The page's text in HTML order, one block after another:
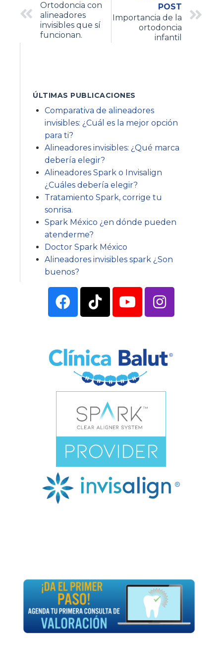
Ortodoncia con
alineadores
invisibles que sí
funcionan.
POST
Importancia de la
ortodoncia
infantil
ÚLTIMAS PUBLICACIONES
Comparativa de alineadores
invisibles: ¿Cuál es la mejor opción
para ti?
Alineadores invisibles: ¿Qué marca
debería elegir?
Alineadores Spark o Invisalign
¿Cuáles debería elegir?
Tratamiento Spark, corrige tu
sonrisa.
Spark México ¿en dónde pueden
atenderme?
Doctor Spark México
Alineadores invisibles spark ¿Son
buenos?